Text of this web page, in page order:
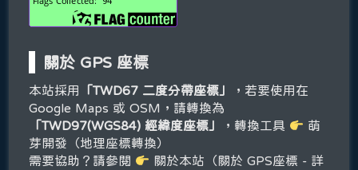
關於 GPS 座標
本站採用 「TWD67 二度分帶座標」
，若要使用在
Google Maps 或 OSM，請轉換為
「TWD97(WGS84) 經緯度座標」
，轉換工具
萌
芽開發（地理座標轉換）
需要協助？請參閱
關於本站（關於 GPS座標 - 詳